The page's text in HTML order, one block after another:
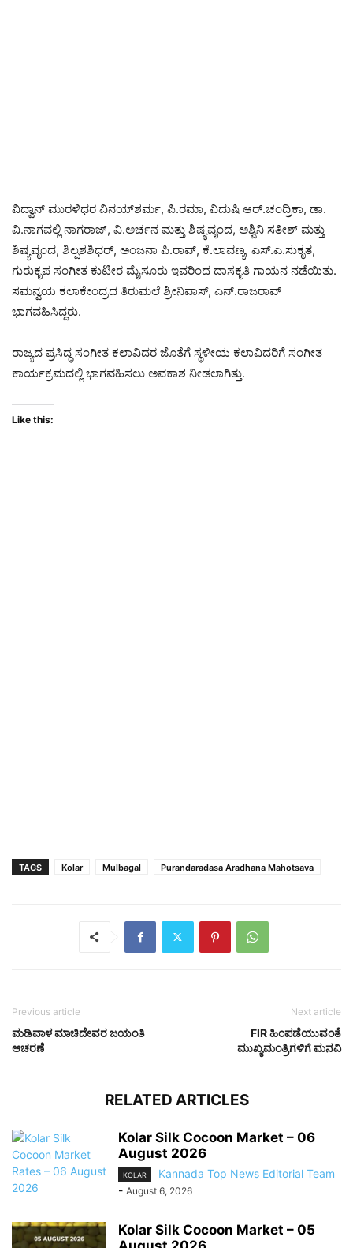
ವಿದ್ವಾನ್ ಮುರಳಿಧರ ವಿನಯ್‌ಶರ್ಮ, ಪಿ.ರಮಾ, ವಿದುಷಿ ಆರ್.ಚಂದ್ರಿಕಾ, ಡಾ.
ವಿ.ನಾಗವಲ್ಲಿ ನಾಗರಾಜ್, ವಿ.ಅರ್ಚನ ಮತ್ತು ಶಿಷ್ಯವೃಂದ, ಅಶ್ವಿನಿ ಸತೀಶ್ ಮತ್ತು
ಶಿಷ್ಯವೃಂದ, ಶಿಲ್ಪಶಶಿಧರ್, ಅಂಜನಾ ಪಿ.ರಾವ್, ಕೆ.ಲಾವಣ್ಯ, ಎಸ್.ಎ.ಸುಕೃತ,
ಗುರುಕೃಪ ಸಂಗೀತ ಕುಟೀರ ಮೈಸೂರು ಇವರಿಂದ ದಾಸಕೃತಿ ಗಾಯನ ನಡೆಯಿತು.
ಸಮನ್ವಯ ಕಲಾಕೇಂದ್ರದ ತಿರುಮಲೆ ಶ್ರೀನಿವಾಸ್, ಎನ್.ರಾಜರಾವ್
ಭಾಗವಹಿಸಿದ್ದರು.
ರಾಜ್ಯದ ಪ್ರಸಿದ್ಧ ಸಂಗೀತ ಕಲಾವಿದರ ಜೊತೆಗೆ ಸ್ಥಳೀಯ ಕಲಾವಿದರಿಗೆ ಸಂಗೀತ
ಕಾರ್ಯಕ್ರಮದಲ್ಲಿ ಭಾಗವಹಿಸಲು ಅವಕಾಶ ನೀಡಲಾಗಿತ್ತು.
Like this:
TAGS Kolar Mulbagal Purandaradasa Aradhana Mahotsava
Previous article
ಮಡಿವಾಳ ಮಾಚಿದೇವರ ಜಯಂತಿ
ಆಚರಣೆ
Next article
FIR ಹಿಂಪಡೆಯುವಂತೆ
ಮುಖ್ಯಮಂತ್ರಿಗಳಿಗೆ ಮನವಿ
RELATED ARTICLES
Kolar Silk Cocoon Market – 06
August 2026
KOLAR
Kannada Top News Editorial Team
- August 6, 2026
Kolar Silk Cocoon Market – 05